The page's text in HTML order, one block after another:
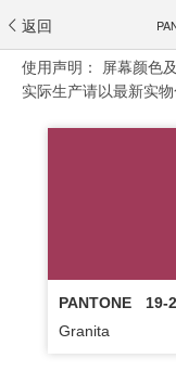
返回
使用声明： 屏幕颜色
实际生产请以最新实物
PANTONE
19-
Granita